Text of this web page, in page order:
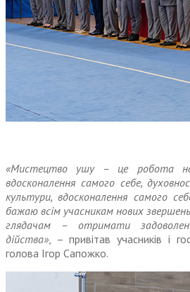
«Мистецтво ушу – це робота
вдосконалення самого себе,
культури, вдосконалення самого
бажаю всім учасникам нових
глядачам – отримати
дійства», – привітав учасників і
голова Ігор Сапожко.